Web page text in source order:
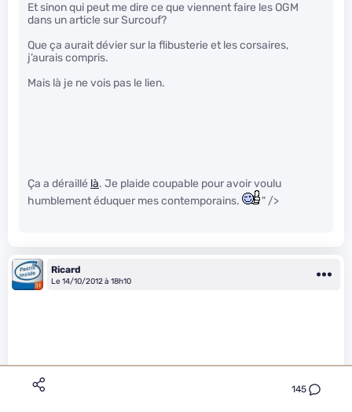
145
Et sinon qui peut me dire ce que viennent faire les OGM
dans un article sur Surcouf?
Que ça aurait dévier sur la flibusterie et les corsaires,
j’aurais compris.
Mais là je ne vois pas le lien.
Ça a déraillé là. Je plaide coupable pour avoir voulu
humblement éduquer mes contemporains.
" />
Ricard
Le 14/10/2012 à 18h10